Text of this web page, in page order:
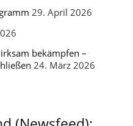
29. April 2026
bekämpfen –
24. März 2026